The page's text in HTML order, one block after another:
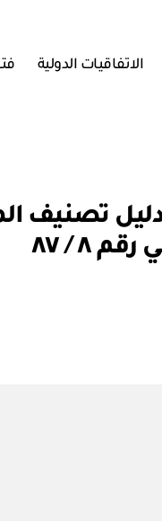
الاتفاقيات الدولية
مالي رقم ٢ / ٢٠١٢
٨ / ٨٧